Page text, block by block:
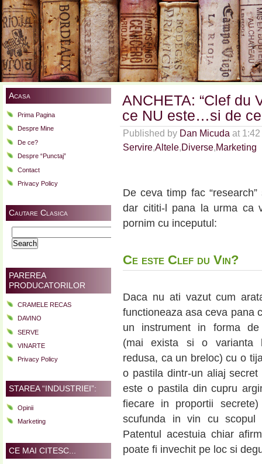
Acasa
Prima Pagina
Despre Mine
De ce?
Despre “Punctaj”
Contact
Privacy Policy
Cautare Clasica
for:
PAREREA
PRODUCATORILOR
CRAMELE RECAS
DAVINO
SERVE
VINARTE
Privacy Policy
STAREA “INDUSTRIEI”:
Opinii
Marketing
CE MAI CITESC...
ANCHETA: “Clef du
ce NU este…si de
Published by Dan Micuda at
Servire,Altele,Diverse,Marketing
De ceva timp fac
dar cititi-l pana la urma ca
pornim cu inceputul:
Ce este Clef du Vin?
Daca nu ati vazut cum
functioneaza asa ceva pana
un instrument in forma de
(mai exista si o varianta
redusa, ca un breloc) cu o
o pastila dintr-un aliaj
este o pastila din cupru
fiecare in proportii
scufunda in vin cu scopul
Patentul acestuia chiar
poate fi invechit pe loc si